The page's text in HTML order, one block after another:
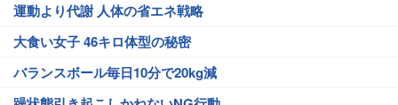
運動より代謝 人体の省エネ戦略
大食い女子 46キロ体型の秘密
バランスボール毎日10分で20kg減